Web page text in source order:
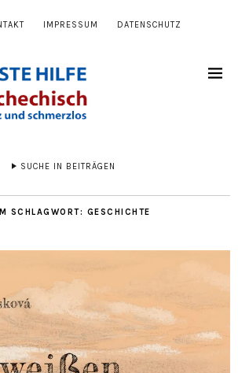
IMPRESSUM DATENSCHUTZ
SUCHE IN BEITRÄGEN
SCHLAGWORT: GESCHICHTE